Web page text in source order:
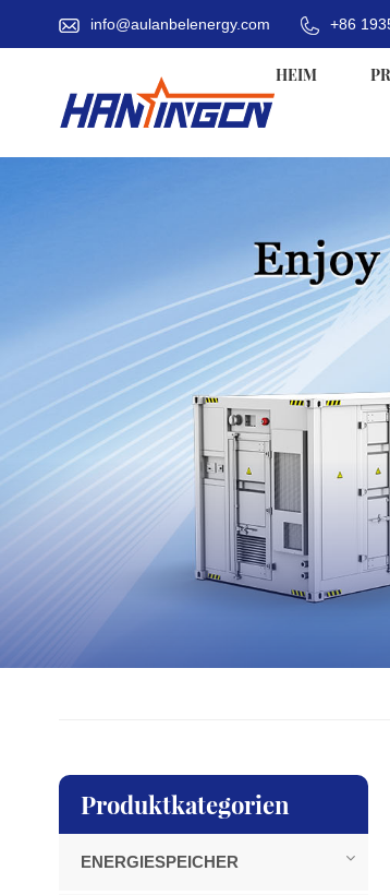
info@aulanbelenergy.com +86
HEIM
Produktkategorien
ENERGIESPEICHER